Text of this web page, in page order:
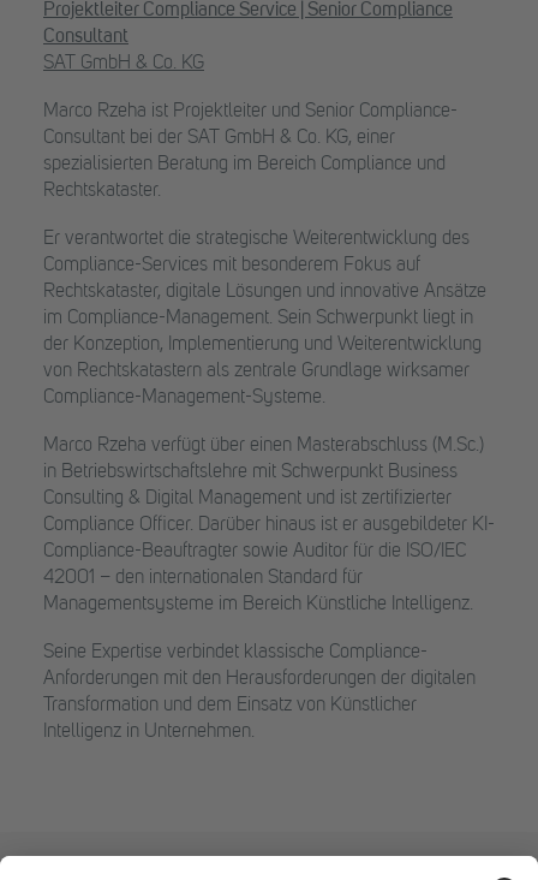
Projektleiter Compliance Service | Senior Compliance
Consultant
SAT GmbH & Co. KG
Marco Rzeha ist Projektleiter und Senior Compliance-
Consultant bei der SAT GmbH & Co. KG, einer
spezialisierten Beratung im Bereich Compliance und
Rechtskataster.
Er verantwortet die strategische Weiterentwicklung des
Compliance-Services mit besonderem Fokus auf
Rechtskataster, digitale Lösungen und innovative Ansätze
im Compliance-Management. Sein Schwerpunkt liegt in
der Konzeption, Implementierung und Weiterentwicklung
von Rechtskatastern als zentrale Grundlage wirksamer
Compliance-Management-Systeme.
Marco Rzeha verfügt über einen Masterabschluss (M.Sc.)
in Betriebswirtschaftslehre mit Schwerpunkt Business
Consulting & Digital Management und ist zertifizierter
Compliance Officer. Darüber hinaus ist er ausgebildeter KI-
Compliance-Beauftragter sowie Auditor für die ISO/IEC
42001 – den internationalen Standard für
Managementsysteme im Bereich Künstliche Intelligenz.
Seine Expertise verbindet klassische Compliance-
Anforderungen mit den Herausforderungen der digitalen
Transformation und dem Einsatz von Künstlicher
Intelligenz in Unternehmen.